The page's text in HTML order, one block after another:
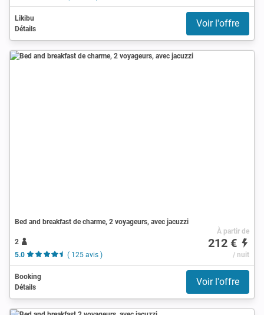
Likibu
Détails
Voir l'offre
Bed and breakfast de charme, 2 voyageurs, avec jacuzzi
2
5.0
( 125 avis )
À partir de
212 €
/ nuit
Booking
Détails
Voir l'offre